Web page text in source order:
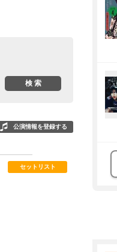
公演情報を登録する
セットリスト